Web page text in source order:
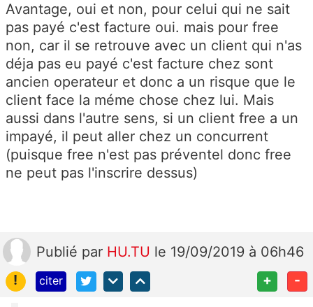
Avantage, oui et non, pour celui qui ne sait
pas payé c'est facture oui. mais pour free
non, car il se retrouve avec un client qui n'as
déja pas eu payé c'est facture chez sont
ancien operateur et donc a un risque que le
client face la méme chose chez lui. Mais
aussi dans l'autre sens, si un client free a un
impayé, il peut aller chez un concurrent
(puisque free n'est pas préventel donc free
ne peut pas l'inscrire dessus)
Publié par HU.TU le 19/09/2019 à 06h46
!
citer + -